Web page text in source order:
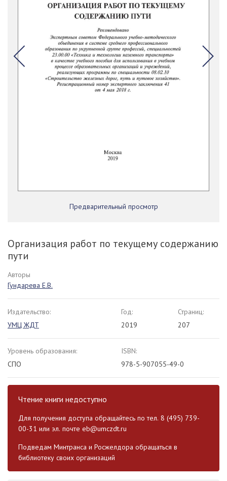
Предварительный просмотр
Организация работ по текущему содержанию
пути
Авторы
Гундарева Е.В.
Издательство:
УМЦ ЖДТ
Год:
2019
Страниц:
207
Уровень образования:
СПО
ISBN:
978-5-907055-49-0
Чтение книги недоступно
Для получения доступа обращайтесь по тел. 8 (495) 739-
00-31 или эл. почте eb@umczdt.ru
Подведам Минтранса и Росжелдора обращаться в
библиотеку своих организаций